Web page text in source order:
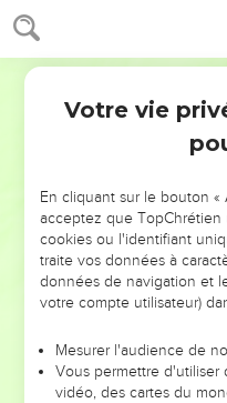
Ezéchiel 23
deux sœurs et de superbes
» Alors je me suis dit :
va-t-elle maintenant
on à elle ?’
Mais on a continué à
prostituée. C'est ainsi
ces femmes à l’attitude
Cependant, ce sont des
comme on juge les
qui versent le sang. En
du sang sur les mains.
monter tout un
la terreur et au pillage.
Votre vie
En cliquant sur le bouton
acceptez que TopChrétien
cookies ou l'identifiant
traite vos données à
données de navigation et
votre compte utilisateur)
Mesurer l'audience de
Vous permettre d'utiliser
vidéo, des cartes du